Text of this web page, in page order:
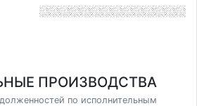
ПРОИЗВОДСТВА
по исполнительным